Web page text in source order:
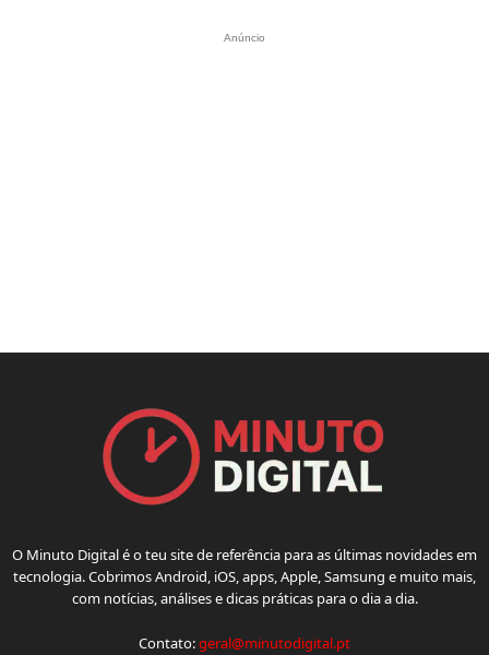
Anúncio
O Minuto Digital é o teu site de referência para as últimas novidades em
tecnologia. Cobrimos Android, iOS, apps, Apple, Samsung e muito mais,
com notícias, análises e dicas práticas para o dia a dia.
Contato:geral@minutodigital.pt